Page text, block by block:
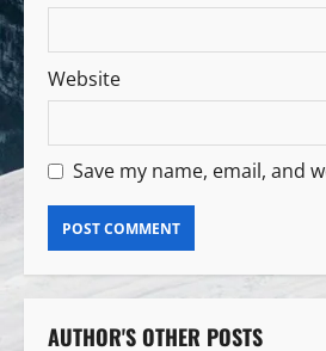
Website
Save my name, email, and
AUTHOR'S OTHER POSTS